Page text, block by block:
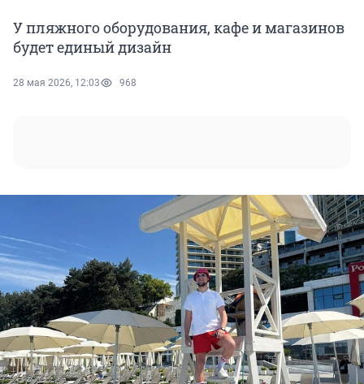
У пляжного оборудования, кафе и магазинов
будет единый дизайн
28 мая 2026, 12:03 968